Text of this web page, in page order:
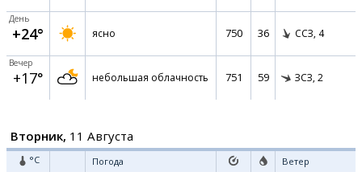
День
+24° ясно 750 36 ССЗ, 4
Вечер
+17° небольшая облачность 751 59 ЗСЗ, 2
Вторник, 11 Августа
°C Погода Ветер